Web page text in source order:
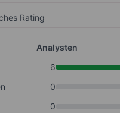
Rating
Analysten
6
0
0